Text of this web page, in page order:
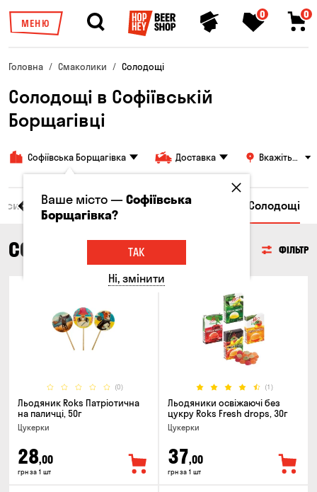
МЕНЮ
0 0
Головна Смаколики Солодощі
Солодощі в Софіївській
Борщагівці
Софіївська Борщагівка Доставка
Вкажіть
Грінки та Сухарики Злакові снеки Солодощі
СОЛОДОЩІ ФІЛЬТР
(0)
Льодяник Roks Патріотична
на паличці, 50г
Цукерки
28,00
грн за 1 шт
(1)
Льодяники освіжаючі без
цукру Roks Fresh drops, 30г
Цукерки
37,00
грн за 1 шт
Ваше місто —Софіївська
Борщагівка?
ТАК
Ні, змінити